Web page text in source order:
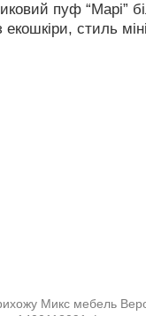
пуф “Марі”
стиль